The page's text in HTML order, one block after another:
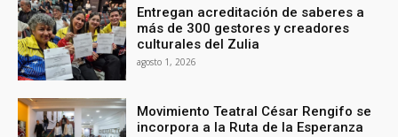
Entregan acreditación de saberes a
más de 300 gestores y creadores
culturales del Zulia
agosto 1, 2026
Movimiento Teatral César Rengifo se
incorpora a la Ruta de la Esperanza